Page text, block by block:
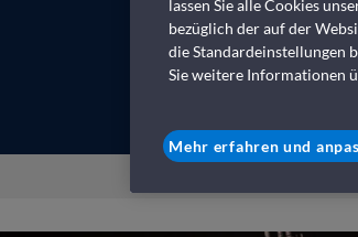
lassen Sie alle Cookies
bezüglich der auf der
die Standardeinstellungen
Sie weitere Informationen
Mehr erfahren und